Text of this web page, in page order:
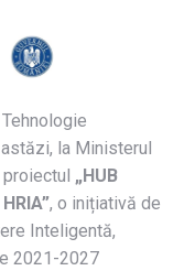
la Ministerul
„HUB
, o inițiativă de
Inteligentă,
2021-2027